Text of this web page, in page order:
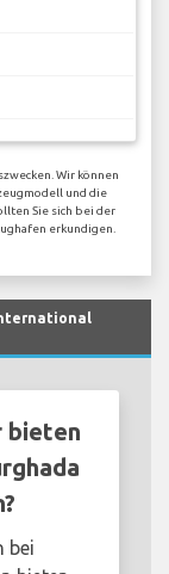
Wir können
und die
Sie sich bei der
erkundigen.
bieten
bei